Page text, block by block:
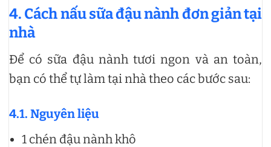
4. Cách nấu sữa đậu nành đơn giản tại
nhà
Để có sữa đậu nành tươi ngon và an toàn,
bạn có thể tự làm tại nhà theo các bước sau:
4.1. Nguyên liệu
1 chén đậu nành khô